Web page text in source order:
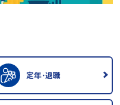
定年･退職